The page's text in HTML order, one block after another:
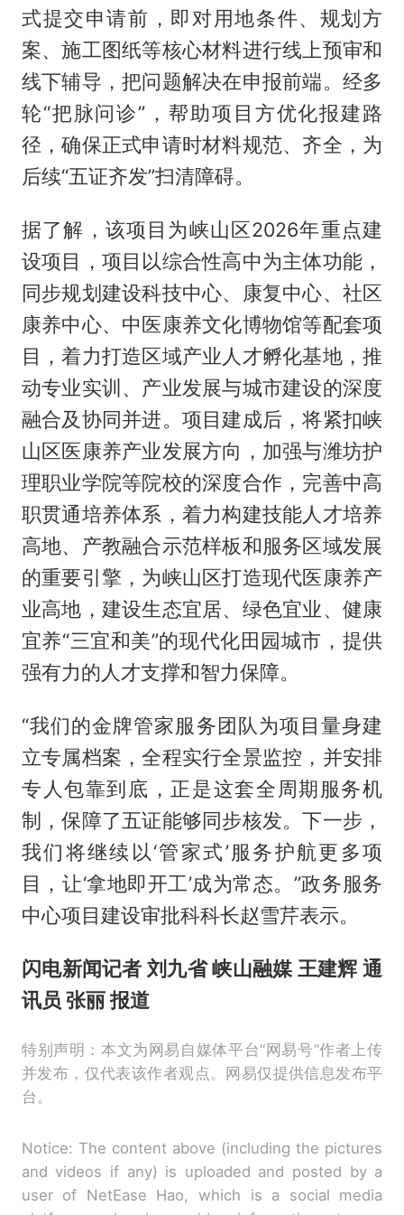
式提交申请前，即对用地条件、规划方
案、施工图纸等核心材料进行线上预审和
线下辅导，把问题解决在申报前端。经多
轮“把脉问诊”，帮助项目方优化报建路
径，确保正式申请时材料规范、齐全，为
后续“五证齐发”扫清障碍。
据了解，该项目为峡山区2026年重点建
设项目，项目以综合性高中为主体功能，
同步规划建设科技中心、康复中心、社区
康养中心、中医康养文化博物馆等配套项
目，着力打造区域产业人才孵化基地，推
动专业实训、产业发展与城市建设的深度
融合及协同并进。项目建成后，将紧扣峡
山区医康养产业发展方向，加强与潍坊护
理职业学院等院校的深度合作，完善中高
职贯通培养体系，着力构建技能人才培养
高地、产教融合示范样板和服务区域发展
的重要引擎，为峡山区打造现代医康养产
业高地，建设生态宜居、绿色宜业、健康
宜养“三宜和美”的现代化田园城市，提供
强有力的人才支撑和智力保障。
“我们的金牌管家服务团队为项目量身建
立专属档案，全程实行全景监控，并安排
专人包靠到底，正是这套全周期服务机
制，保障了五证能够同步核发。下一步，
我们将继续以‘管家式’服务护航更多项
目，让‘拿地即开工’成为常态。”政务服务
中心项目建设审批科科长赵雪芹表示。
闪电新闻记者 刘九省 峡山融媒 王建辉 通
讯员 张丽 报道
特别声明：本文为网易自媒体平台“网易号”作者上传
并发布，仅代表该作者观点。网易仅提供信息发布平
台。
Notice: The content above (including the pictures
and videos if any) is uploaded and posted by a
user of NetEase Hao, which is a social media